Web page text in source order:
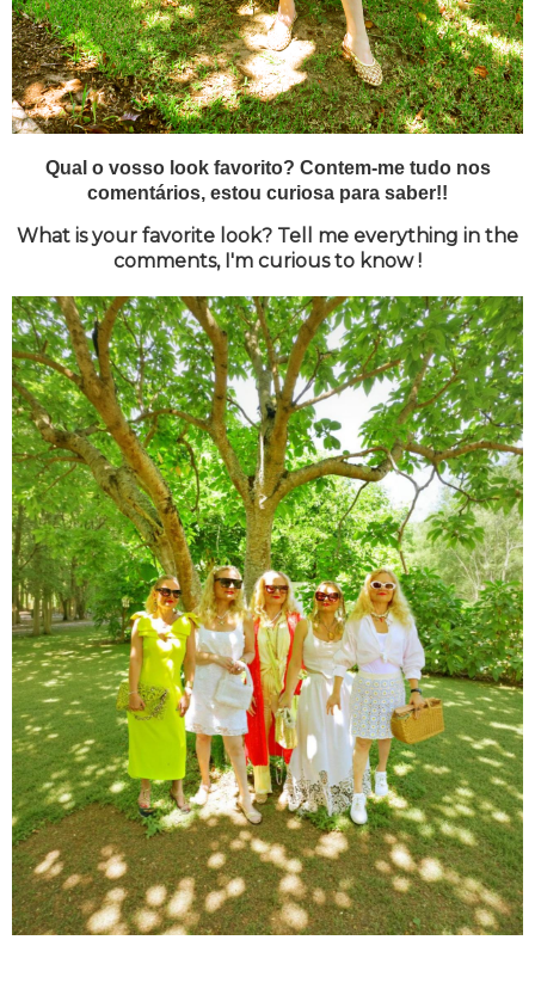
Qual o vosso look favorito? Contem-me tudo nos
comentários, estou curiosa para saber!!
What is your favorite look? Tell me everything in the
comments, I'm curious to know !